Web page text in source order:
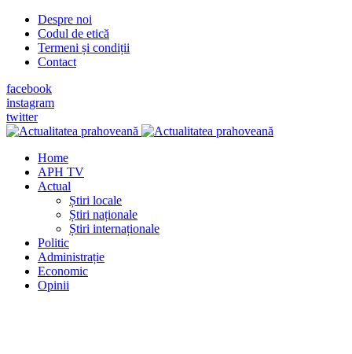
Despre noi
Codul de etică
Termeni și condiții
Contact
facebook
instagram
twitter
Home
APH TV
Actual
Știri locale
Știri naționale
Știri internaționale
Politic
Administrație
Economic
Opinii